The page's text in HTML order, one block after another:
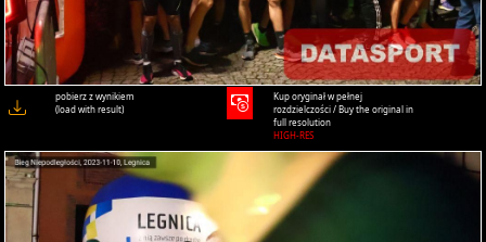
pobierz z wynikiem
(load with result)
Kup oryginał w pełnej
rozdzielczości / Buy the original in
full resolution
HIGH-RES